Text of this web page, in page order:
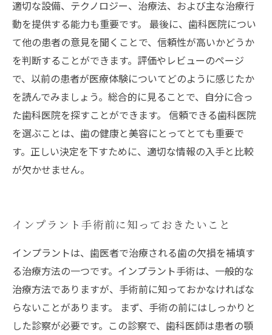
適切な設備、テクノロジー、治療法、および主な治療行
動を提供する能力も重要です。 最後に、歯科医院につい
て他の患者の意見を聞くことで、信頼性が高いかどうか
を判断することができます。評価やレビューのページ
で、以前の患者が医療体験についてどのように感じたか
を読んでみましょう。総合的に見ることで、自分に合っ
た歯科医院を探すことができます。 信頼できる歯科医院
を選ぶことは、歯の健康と美容にとってとても重要で
す。正しい決定を下すために、適切な情報の入手と比較
が欠かせません。
インプラント手術前に知っておきたいこと
インプラントは、歯医者で治療される歯の欠損を補填す
る治療方法の一つです。インプラント手術は、一般的な
治療方法でありますが、手術前に知っておかなければな
らないことがあります。 まず、手術の前にはしっかりと
した診察が必要です。この診察で、歯科医師は患者の顎